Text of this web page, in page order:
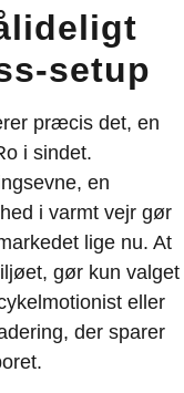
setup
præcis det, en
i sindet.
en
i varmt vejr gør
lige nu. At
gør kun valget
eller
der sparer